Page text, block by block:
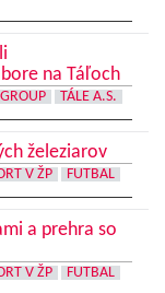
na Táľoch
TÁLE A.S.
železiarov
V ŽP FUTBAL
a prehra so
V ŽP FUTBAL